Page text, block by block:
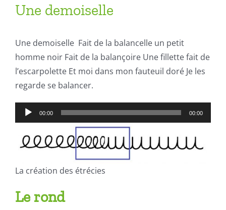
Une demoiselle
Une demoiselle Fait de la balancelle un petit
homme noir Fait de la balançoire Une fillette fait de
l’escarpolette Et moi dans mon fauteuil doré Je les
regarde se balancer.
Lecteur
audio
00:00 00:00
La création des étrécies
Le rond